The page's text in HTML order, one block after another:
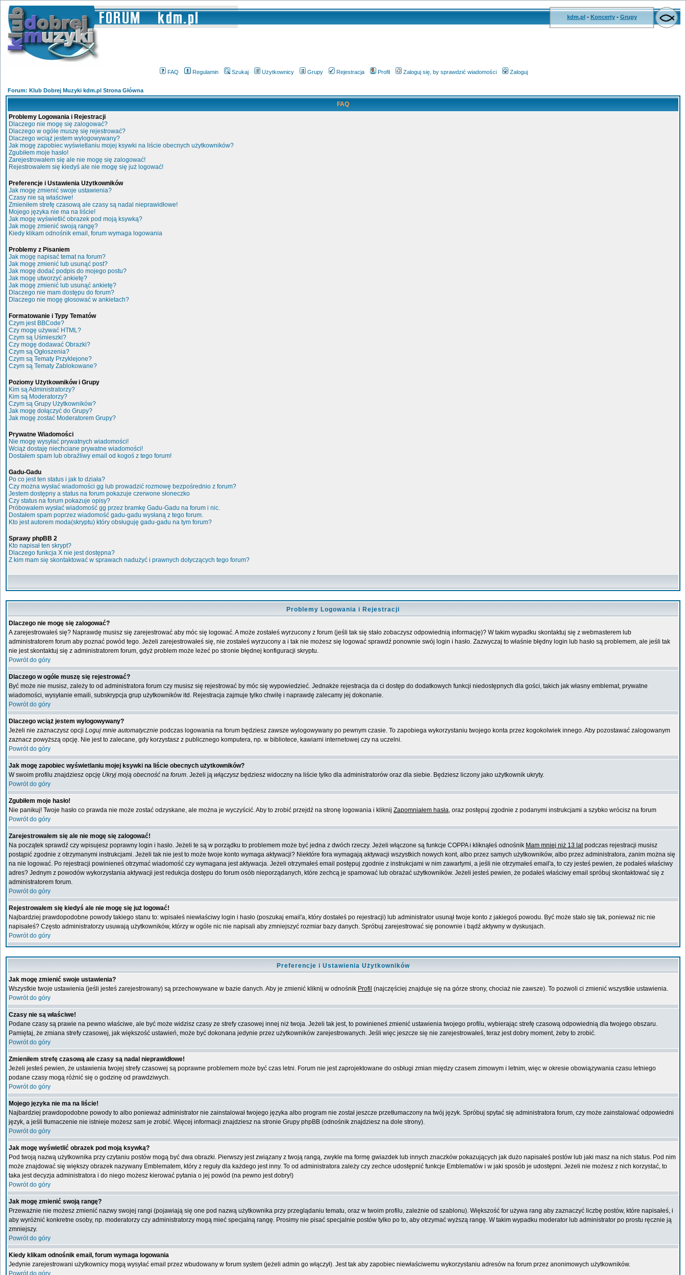
kdm.pl- Koncerty- Grupy
FAQ Regulamin Szukaj Użytkownicy Grupy Rejestracja Profil Zaloguj się, by sprawdzić wiadomości Zaloguj
Forum: Klub Dobrej Muzyki kdm.pl Strona Główna
FAQ
Problemy Logowania i Rejestracji
Dlaczego nie mogę się zalogować?
Dlaczego w ogóle muszę się rejestrować?
Dlaczego wciąż jestem wylogowywany?
Jak mogę zapobiec wyświetlaniu mojej ksywki na liście obecnych użytkowników?
Zgubiłem moje hasło!
Zarejestrowałem się ale nie mogę się zalogować!
Rejestrowałem się kiedyś ale nie mogę się już logować!
Preferencje i Ustawienia Użytkowników
Jak mogę zmienić swoje ustawienia?
Czasy nie są właściwe!
Zmieniłem strefę czasową ale czasy są nadal nieprawidłowe!
Mojego języka nie ma na liście!
Jak mogę wyświetlić obrazek pod moją ksywką?
Jak mogę zmienić swoją rangę?
Kiedy klikam odnośnik email, forum wymaga logowania
Problemy z Pisaniem
Jak mogę napisać temat na forum?
Jak mogę zmienić lub usunąć post?
Jak mogę dodać podpis do mojego postu?
Jak mogę utworzyć ankietę?
Jak mogę zmienić lub usunąć ankietę?
Dlaczego nie mam dostępu do forum?
Dlaczego nie mogę głosować w ankietach?
Formatowanie i Typy Tematów
Czym jest BBCode?
Czy mogę używać HTML?
Czym są Uśmieszki?
Czy mogę dodawać Obrazki?
Czym są Ogłoszenia?
Czym są Tematy Przyklejone?
Czym są Tematy Zablokowane?
Poziomy Użytkowników i Grupy
Kim są Administratorzy?
Kim są Moderatorzy?
Czym są Grupy Użytkowników?
Jak mogę dołączyć do Grupy?
Jak mogę zostać Moderatorem Grupy?
Prywatne Wiadomości
Nie mogę wysyłać prywatnych wiadomości!
Wciąż dostaję niechciane prywatne wiadomości!
Dostałem spam lub obraźliwy email od kogoś z tego forum!
Gadu-Gadu
Po co jest ten status i jak to działa?
Czy można wysłać wiadomości gg lub prowadzić rozmowę bezpośrednio z forum?
Jestem dostępny a status na forum pokazuje czerwone słoneczko
Czy status na forum pokazuje opisy?
Próbowałem wysłać wiadomość gg przez bramkę Gadu-Gadu na forum i nic.
Dostałem spam poprzez wiadomość gadu-gadu wysłaną z tego forum.
Kto jest autorem moda(skryptu) który obsługuję gadu-gadu na tym forum?
Sprawy phpBB 2
Kto napisał ten skrypt?
Dlaczego funkcja X nie jest dostępna?
Z kim mam się skontaktować w sprawach nadużyć i prawnych dotyczących tego forum?
Problemy Logowania i Rejestracji
Dlaczego nie mogę się zalogować?
A zarejestrowałeś się? Naprawdę musisz się zarejestrować aby móc się logować. A może zostałeś wyrzucony z forum (jeśli tak się stało zobaczysz odpowiednią informację)? W takim wypadku skontaktuj się z webmasterem lub
administratorem forum aby poznać powód tego. Jeżeli zarejestrowałeś się, nie zostałeś wyrzucony a i tak nie możesz się logować sprawdź ponownie swój login i hasło. Zazwyczaj to właśnie błędny login lub hasło są problemem, ale jeśli tak
nie jest skontaktuj się z administratorem forum, gdyż problem może leżeć po stronie błędnej konfiguracji skryptu.
Powrót do góry
Dlaczego w ogóle muszę się rejestrować?
Być może nie musisz, zależy to od administratora forum czy musisz się rejestrować by móc się wypowiedzieć. Jednakże rejestracja da ci dostęp do dodatkowych funkcji niedostępnych dla gości, takich jak własny emblemat, prywatne
wiadomości, wysyłanie emaili, subskrypcja grup użytkowników itd. Rejestracja zajmuje tylko chwilę i naprawdę zalecamy jej dokonanie.
Powrót do góry
Dlaczego wciąż jestem wylogowywany?
Jeżeli nie zaznaczysz opcji Loguj mnie automatycznie podczas logowania na forum będziesz zawsze wylogowywany po pewnym czasie. To zapobiega wykorzystaniu twojego konta przez kogokolwiek innego. Aby pozostawać zalogowanym
zaznacz powyższą opcję. Nie jest to zalecane, gdy korzystasz z publicznego komputera, np. w bibliotece, kawiarni internetowej czy na uczelni.
Powrót do góry
Jak mogę zapobiec wyświetlaniu mojej ksywki na liście obecnych użytkowników?
W swoim profilu znajdziesz opcję Ukryj moją obecność na forum. Jeżeli ją włączysz będziesz widoczny na liście tylko dla administratorów oraz dla siebie. Będziesz liczony jako użytkownik ukryty.
Powrót do góry
Zgubiłem moje hasło!
Nie panikuj! Twoje hasło co prawda nie może zostać odzyskane, ale można je wyczyścić. Aby to zrobić przejdź na stronę logowania i kliknij Zapomniałem hasła, oraz postępuj zgodnie z podanymi instrukcjami a szybko wrócisz na forum
Powrót do góry
Zarejestrowałem się ale nie mogę się zalogować!
Na początek sprawdź czy wpisujesz poprawny login i hasło. Jeżeli te są w porządku to problemem może być jedna z dwóch rzeczy. Jeżeli włączone są funkcje COPPA i kliknąłeś odnośnik Mam mniej niż 13 latpodczas rejestracji musisz
postąpić zgodnie z otrzymanymi instrukcjami. Jeżeli tak nie jest to może twoje konto wymaga aktywacji? Niektóre fora wymagają aktywacji wszystkich nowych kont, albo przez samych użytkowników, albo przez administratora, zanim można się
na nie logować. Po rejestracji powinieneś otrzymać wiadomość czy wymagana jest aktywacja. Jeżeli otrzymałeś email postępuj zgodnie z instrukcjami w nim zawartymi, a jeśli nie otrzymałeś email'a, to czy jesteś pewien, że podałeś właściwy
adres? Jednym z powodów wykorzystania aktywacji jest redukcja dostępu do forum osób nieporządanych, które zechcą je spamować lub obrażać użytkowników. Jeżeli jesteś pewien, że podałeś właściwy email spróbuj skontaktować się z
administratorem forum.
Powrót do góry
Rejestrowałem się kiedyś ale nie mogę się już logować!
Najbardziej prawdopodobne powody takiego stanu to: wpisałeś niewłaściwy login i hasło (poszukaj email'a, który dostałeś po rejestracji) lub administrator usunął twoje konto z jakiegoś powodu. Być może stało się tak, ponieważ nic nie
napisałeś? Często administratorzy usuwają użytkowników, którzy w ogóle nic nie napisali aby zmniejszyć rozmiar bazy danych. Spróbuj zarejestrować się ponownie i bądź aktywny w dyskusjach.
Powrót do góry
Preferencje i Ustawienia Użytkowników
Jak mogę zmienić swoje ustawienia?
Wszystkie twoje ustawienia (jeśli jesteś zarejestrowany) są przechowywane w bazie danych. Aby je zmienić kliknij w odnośnik Profil (najczęściej znajduje się na górze strony, chociaż nie zawsze). To pozwoli ci zmienić wszystkie ustawienia.
Powrót do góry
Czasy nie są właściwe!
Podane czasy są prawie na pewno właściwe, ale być może widzisz czasy ze strefy czasowej innej niż twoja. Jeżeli tak jest, to powinieneś zmienić ustawienia twojego profilu, wybierając strefę czasową odpowiednią dla twojego obszaru.
Pamiętaj, że zmiana strefy czasowej, jak większość ustawień, może być dokonana jedynie przez użytkowników zarejestrowanych. Jeśli więc jeszcze się nie zarejestrowałeś, teraz jest dobry moment, żeby to zrobić.
Powrót do góry
Zmieniłem strefę czasową ale czasy są nadal nieprawidłowe!
Jeżeli jesteś pewien, że ustawienia twojej strefy czasowej są poprawne problemem może być czas letni. Forum nie jest zaprojektowane do osbługi zmian między czasem zimowym i letnim, więc w okresie obowiązywania czasu letniego
podane czasy mogą różnić się o godzinę od prawdziwych.
Powrót do góry
Mojego języka nie ma na liście!
Najbardziej prawdopodobne powody to albo ponieważ administrator nie zainstalował twojego języka albo program nie został jeszcze przetłumaczony na twój język. Spróbuj spytać się administratora forum, czy może zainstalować odpowiedni
język, a jeśli tłumaczenie nie istnieje możesz sam je zrobić. Więcej informacji znajdziesz na stronie Grupy phpBB (odnośnik znajdziesz na dole strony).
Powrót do góry
Jak mogę wyświetlić obrazek pod moją ksywką?
Pod twoją nazwą użytkownika przy czytaniu postów mogą być dwa obrazki. Pierwszy jest związany z twoją rangą, zwykle ma formę gwiazdek lub innych znaczków pokazujących jak dużo napisałeś postów lub jaki masz na nich status. Pod nim
może znajdować się większy obrazek nazywany Emblematem, który z reguły dla każdego jest inny. To od administratora zależy czy zechce udostępnić funkcje Emblematów i w jaki sposób je udostępni. Jeżeli nie możesz z nich korzystać, to
taka jest decyzja administratora i do niego możesz kierować pytania o jej powód (na pewno jest dobry!)
Powrót do góry
Jak mogę zmienić swoją rangę?
Przeważnie nie możesz zmienić nazwy swojej rangi (pojawiają się one pod nazwą użytkownika przy przeglądaniu tematu, oraz w twoim profilu, zależnie od szablonu). Większość for używa rang aby zaznaczyć liczbę postów, które napisałeś, i
aby wyróżnić konkretne osoby, np. moderatorzy czy administratorzy mogą mieć specjalną rangę. Prosimy nie pisać specjalnie postów tylko po to, aby otrzymać wyższą rangę. W takim wypadku moderator lub administrator po prostu ręcznie ją
zmniejszy.
Powrót do góry
Kiedy klikam odnośnik email, forum wymaga logowania
Jedynie zarejestrowani użytkownicy mogą wysyłać email przez wbudowany w forum system (jeżeli admin go włączył). Jest tak aby zapobiec niewłaściwemu wykorzystaniu adresów na forum przez anonimowych użytkowników.
Powrót do góry